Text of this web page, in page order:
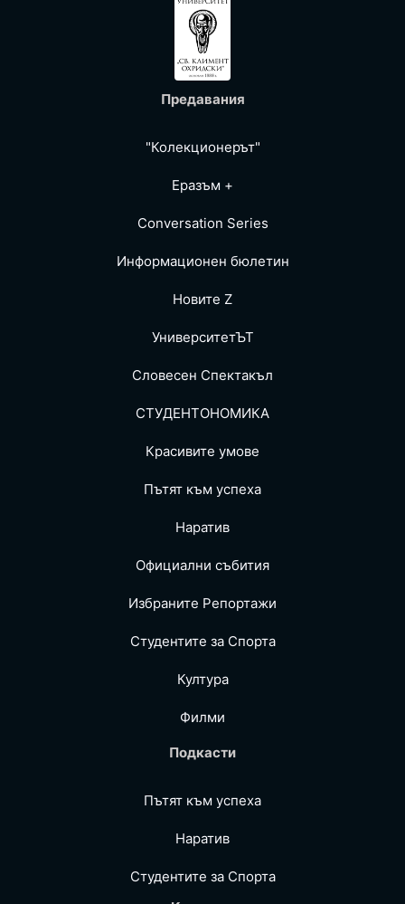
Предавания
"Колекционерът"
Еразъм +
Conversation Series
Информационен бюлетин
Новите Z
УниверситетЪТ
Словесен Спектакъл
СТУДЕНТОНОМИКА
Красивите умове
Пътят към успеха
Наратив
Официални събития
Избраните Репoртажи
Студентите за Спортa
Култура
Филми
Подкасти
Пътят към успеха
Наратив
Студентите за Спортa